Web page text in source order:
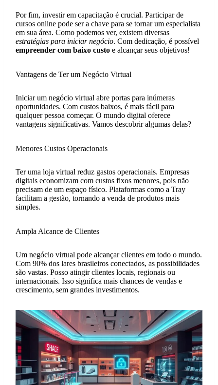
Por fim, investir em capacitação é crucial. Participar de
cursos online pode ser a chave para se tornar um especialista
em sua área. Como podemos ver, existem diversas
estratégias para iniciar negócio. Com dedicação, é possível
empreender com baixo custo e alcançar seus objetivos!
Vantagens de Ter um Negócio Virtual
Iniciar um negócio virtual abre portas para inúmeras
oportunidades. Com custos baixos, é mais fácil para
qualquer pessoa começar. O mundo digital oferece
vantagens significativas. Vamos descobrir algumas delas?
Menores Custos Operacionais
Ter uma loja virtual reduz gastos operacionais. Empresas
digitais economizam com custos fixos menores, pois não
precisam de um espaço físico. Plataformas como a Tray
facilitam a gestão, tornando a venda de produtos mais
simples.
Ampla Alcance de Clientes
Um negócio virtual pode alcançar clientes em todo o mundo.
Com 90% dos lares brasileiros conectados, as possibilidades
são vastas. Posso atingir clientes locais, regionais ou
internacionais. Isso significa mais chances de vendas e
crescimento, sem grandes investimentos.